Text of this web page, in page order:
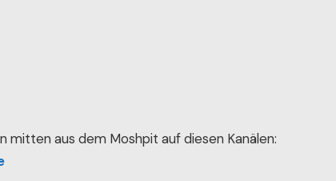
aus dem Moshpit auf diesen Kanälen: